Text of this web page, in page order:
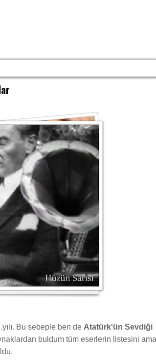
Bu sebeple ben de Atatürk'ün Sevdiği
buldum tüm eserlerin listesini ama